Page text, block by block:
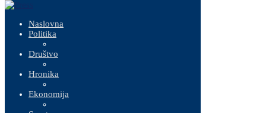
Naslovna
Politika
Društvo
Hronika
Ekonomija